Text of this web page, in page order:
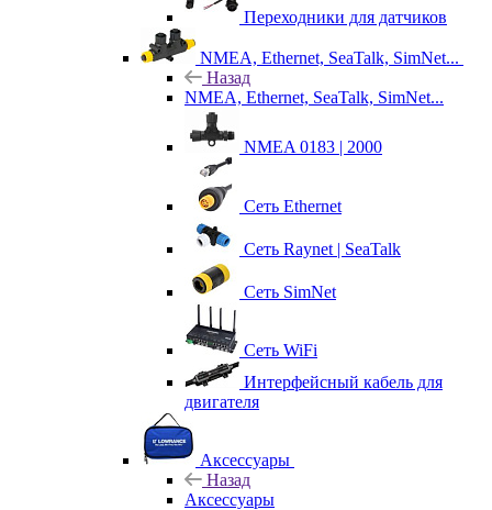
Переходники для датчиков
NMEA, Ethernet, SeaTalk, SimNet...
Назад
NMEA, Ethernet, SeaTalk, SimNet...
NMEA 0183 | 2000
Сеть Ethernet
Сеть Raynet | SeaTalk
Сеть SimNet
Сеть WiFi
Интерфейсный кабель для
двигателя
Аксессуары
Назад
Аксессуары